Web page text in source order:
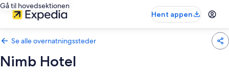
Gå til hovedsektionen
Hent appen
Se alle overnatningssteder
Nimb Hotel